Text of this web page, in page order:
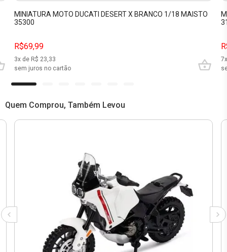
MINIATURA MOTO DUCATI DESERT X BRANCO 1/18 MAISTO
35300
R$69,99
3x de R$ 23,33
sem juros no cartão
7
Quem Comprou, Também Levou